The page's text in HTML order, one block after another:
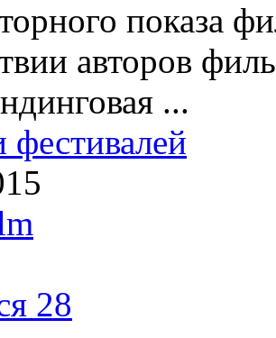
показа
авторов
...
фестивалей